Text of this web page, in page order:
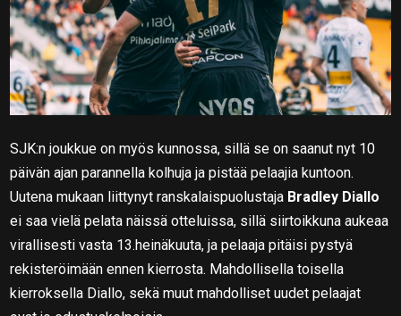
SJK:n joukkue on myös kunnossa, sillä se on saanut nyt 10
päivän ajan parannella kolhuja ja pistää pelaajia kuntoon.
Uutena mukaan liittynyt ranskalaispuolustaja Bradley Diallo
ei saa vielä pelata näissä otteluissa, sillä siirtoikkuna aukeaa
virallisesti vasta 13.heinäkuuta, ja pelaaja pitäisi pystyä
rekisteröimään ennen kierrosta. Mahdollisella toisella
kierroksella Diallo, sekä muut mahdolliset uudet pelaajat